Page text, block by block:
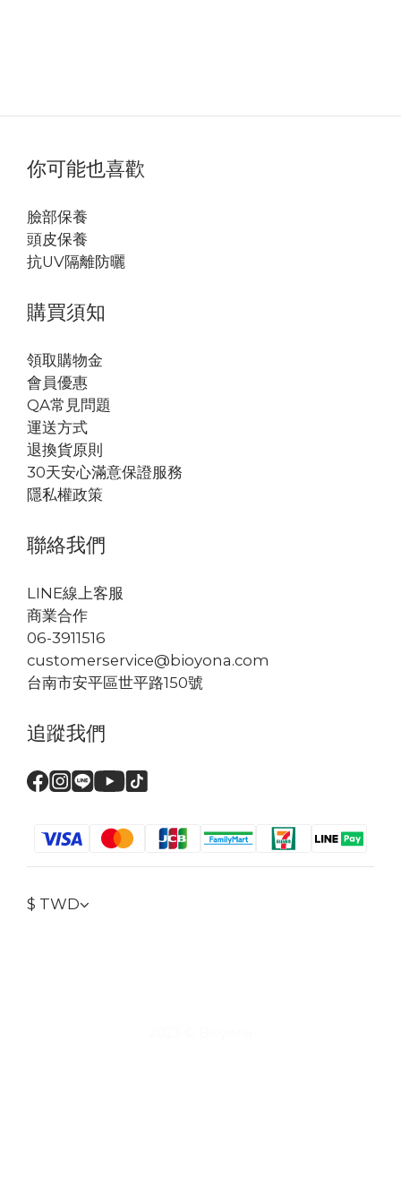
你可能也喜歡
臉部保養
頭皮保養
抗UV隔離防曬
購買須知
領取購物金
會員優惠
QA常見問題
運送方式
退換貨原則
30天安心滿意保證服務
隱私權政策
聯絡我們
LINE線上客服
商業合作
06-3911516
customerservice@bioyona.com
台南市安平區世平路150號
追蹤我們
$ TWD